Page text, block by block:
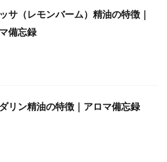
サ（レモンバーム）精油の特徴｜
備忘録
リン精油の特徴｜アロマ備忘録